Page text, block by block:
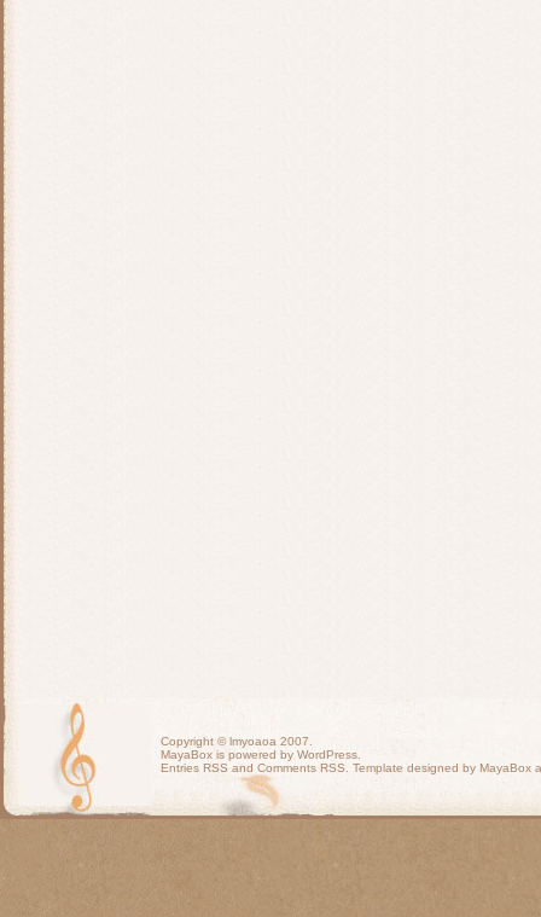
Copyright ©lmyoaoa 2007.
MayaBox is powered by WordPress.
Entries RSS and Comments RSS . Template designed by MayaBox